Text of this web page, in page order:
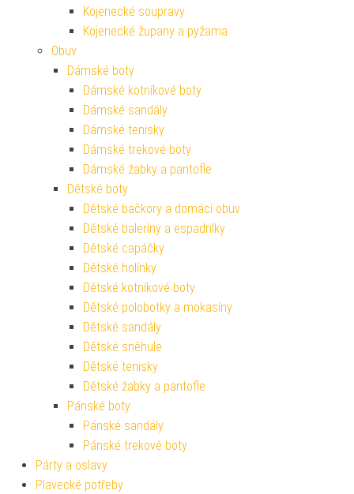
Kojenecké soupravy
Kojenecké župany a pyžama
Obuv
Dámské boty
Dámské kotníkové boty
Dámské sandály
Dámské tenisky
Dámské trekové boty
Dámské žabky a pantofle
Dětské boty
Dětské bačkory a domácí obuv
Dětské baleríny a espadrilky
Dětské capáčky
Dětské holínky
Dětské kotníkové boty
Dětské polobotky a mokasíny
Dětské sandály
Dětské sněhule
Dětské tenisky
Dětské žabky a pantofle
Pánské boty
Pánské sandály
Pánské trekové boty
Párty a oslavy
Plavecké potřeby